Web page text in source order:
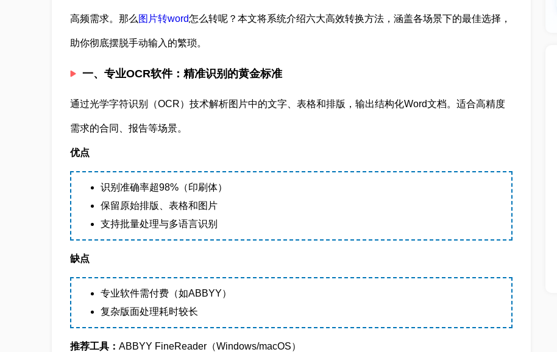
高频需求。那么 图片转word怎么转呢？本文将系统介绍六大高效转换方法，涵盖各场景下的最佳选择，
助你彻底摆脱手动输入的繁琐。
一、专业OCR软件：精准识别的黄金标准
通过光学字符识别（OCR）技术解析图片中的文字、表格和排版，输出结构化Word文档。适合高精度
需求的合同、报告等场景。
优点
识别准确率超98%（印刷体）
保留原始排版、表格和图片
支持批量处理与多语言识别
缺点
专业软件需付费（如ABBYY）
复杂版面处理耗时较长
推荐工具： ABBYY FineReader（Windows/macOS）